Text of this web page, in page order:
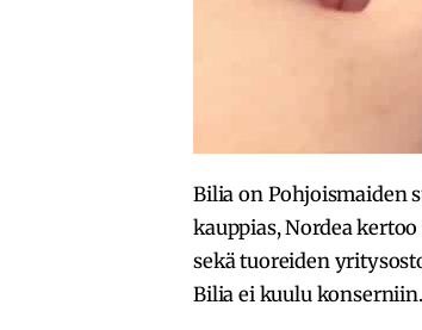
Bilia on Pohjoismaiden
kauppias, Nordea
sekä tuoreiden
Bilia ei kuulu konserniin.